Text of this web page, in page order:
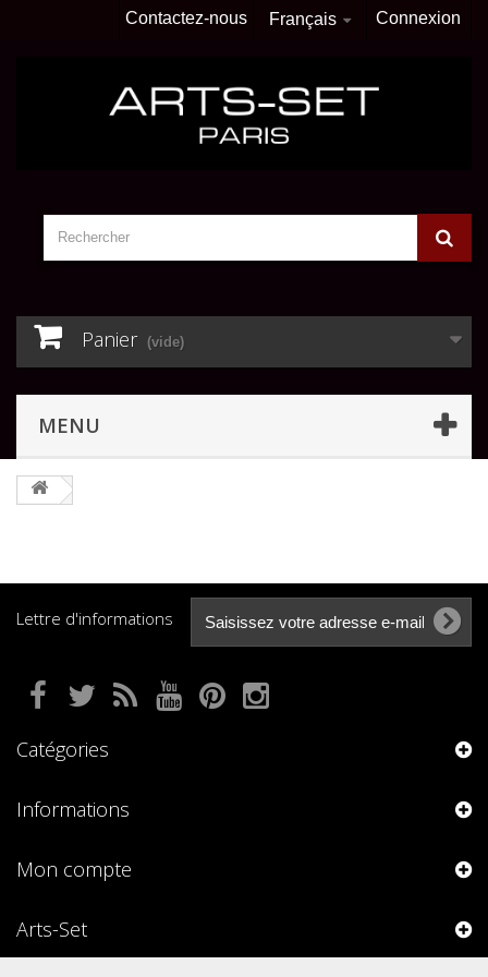
Connexion
Français
Contactez-nous
Panier (vide)
MENU
Lettre d'informations
Catégories
Informations
Mon compte
Arts-Set